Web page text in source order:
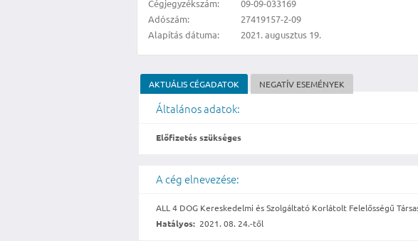
Cégjegyzékszám:
09-09-033169
Adószám:
27419157-2-09
Alapítás dátuma:
2021. augusztus 19.
AKTUÁLIS CÉGADATOK NEGATÍV ESEMÉNYEK
Általános adatok:
Előfizetés szükséges
A cég elnevezése:
ALL 4 DOG Kereskedelmi és Szolgáltató Korlátolt Felelősségű
Hatályos: 2021. 08. 24.-től